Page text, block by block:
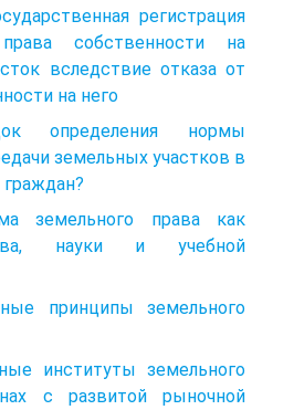
регистрация
собственности на
вследствие отказа от
на него
определения нормы
земельных участков в
земельного права как
науки и учебной
принципы земельного
институты земельного
с развитой рыночной